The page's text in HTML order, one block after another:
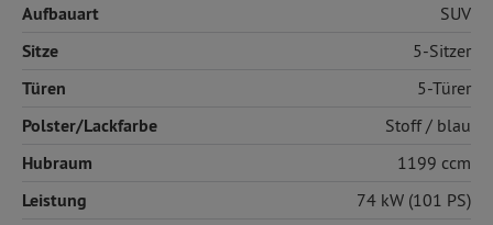
Aufbauart SUV
Sitze 5-Sitzer
Türen 5-Türer
Polster/Lackfarbe Stoff/ blau
Hubraum 1199 ccm
Leistung 74 kW (101 PS)